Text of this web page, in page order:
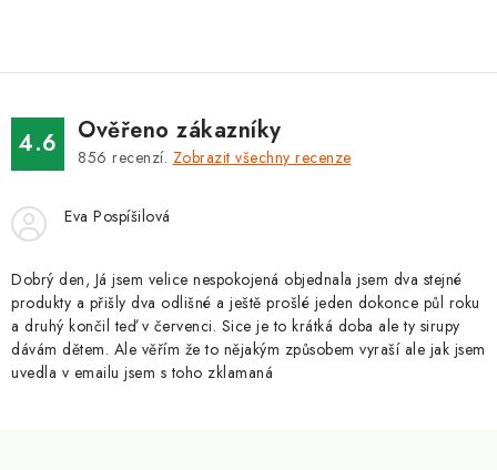
ZNAČKY
Kontakty Slovník pojmů
Podmínky ochrany osobních údajů
Doprava a platba
Slevový systém
Vše o nákupu
4.6 Ověřeno zákazníky
856 recenzí. Zobrazit všechny recenze
Eva Pospíšilová
Dobrý den, Já jsem velice nespokojená objednala jsem dva stejné
produkty a přišly dva odlišné a ještě prošlé jeden dokonce půl roku
a druhý končil teď v červenci. Sice je to krátká doba ale ty sirupy
dávám dětem. Ale věřím že to nějakým způsobem vyraší ale jak jsem
uvedla v emailu jsem s toho zklamaná